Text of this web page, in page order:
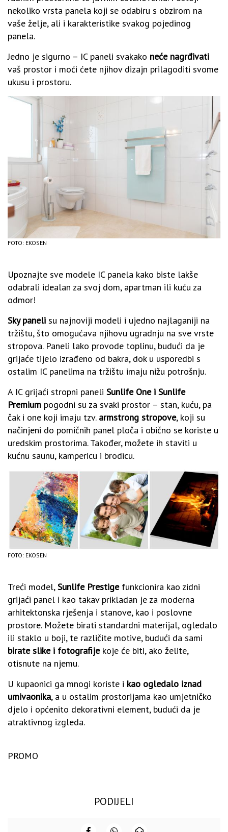
nekoliko vrsta panela koji se odabiru s obzirom na
vaše želje, ali i karakteristike svakog pojedinog
panela.
Jedno je sigurno – IC paneli svakako neće nagrđivati
vaš prostor i moći ćete njihov dizajn prilagoditi svome
ukusu i prostoru.
FOTO: EKOSEN
Upoznajte sve modele IC panela kako biste lakše
odabrali idealan za svoj dom, apartman ili kuću za
odmor!
Sky paneli su najnoviji modeli i ujedno najlaganiji na
tržištu, što omogućava njihovu ugradnju na sve vrste
stropova. Paneli lako provode toplinu, budući da je
grijaće tijelo izrađeno od bakra, dok u usporedbi s
ostalim IC panelima na tržištu imaju nižu potrošnju.
A IC grijaći stropni paneli Sunlife One i Sunlife
Premium pogodni su za svaki prostor – stan, kuću, pa
čak i one koji imaju tzv. armstrong stropove, koji su
načinjeni do pomičnih panel ploča i obično se koriste u
uredskim prostorima. Također, možete ih staviti u
kućnu saunu, kampericu i brodicu.
FOTO: EKOSEN
Treći model,Sunlife Prestigefunkcionira kao zidni
grijaći panel i kao takav prikladan je za moderna
arhitektonska rješenja i stanove, kao i poslovne
prostore. Možete birati standardni materijal, ogledalo
ili staklo u boji, te različite motive, budući da sami
birate slike i fotografijekoje će biti, ako želite,
otisnute na njemu.
U kupaonici ga mnogi koriste i kao ogledalo iznad
umivaonika, a u ostalim prostorijama kao umjetničko
djelo i općenito dekorativni element, budući da je
atraktivnog izgleda.
PROMO
PODIJELI